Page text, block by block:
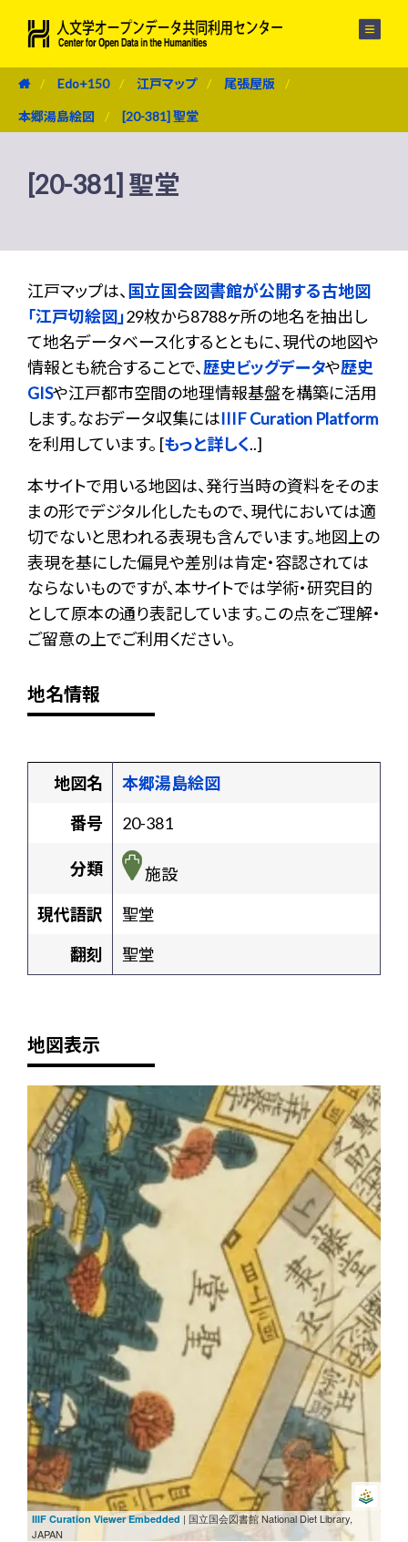
Edo+150 江戸マップ 尾張屋版
本郷湯島絵図 [20-381] 聖堂
[20-381] 聖堂
江戸マップは、 国立国会図書館が公開する古地図
「江戸切絵図」29枚から8788ヶ所の地名を抽出し
て地名データベース化するとともに、現代の地図や
情報とも統合することで、歴史ビッグデータや歴史
GISや江戸都市空間の地理情報基盤を構築に活用
します。なおデータ収集にはIIIF Curation Platform
を利用しています。 [もっと詳しく..]
本サイトで用いる地図は、発行当時の資料をそのま
まの形でデジタル化したもので、現代においては適
切でないと思われる表現も含んでいます。地図上の
表現を基にした偏見や差別は肯定・容認されては
ならないものですが、本サイトでは学術・研究目的
として原本の通り表記しています。この点をご理解・
ご留意の上でご利用ください。
地名情報
地図名
本郷湯島絵図
番号
20-381
分類
施設
現代語訳
聖堂
翻刻
聖堂
地図表示
+
-
IIIF Curation Viewer Embedded | 国立国会図書館 National Diet Library,
JAPAN